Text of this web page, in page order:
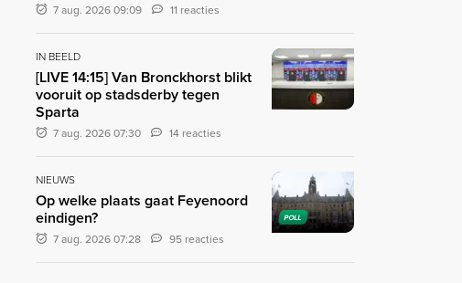
7 aug. 2026 09:09 11 reacties
IN BEELD
[LIVE 14:15] Van Bronckhorst blikt
vooruit op stadsderby tegen
Sparta
7 aug. 2026 07:30 14 reacties
POLL
NIEUWS
Op welke plaats gaat Feyenoord
eindigen?
7 aug. 2026 07:28 95 reacties